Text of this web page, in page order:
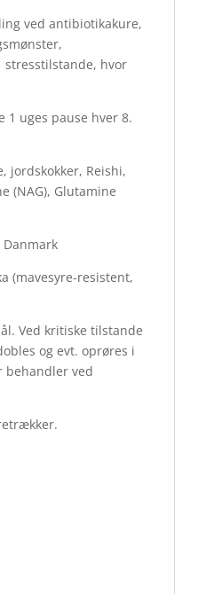
ved antibiotikakure,
hvor
1 uges pause hver 8.
jordskokker, Reishi,
(NAG), Glutamine
(mavesyre-resistent,
Ved kritiske tilstande
og evt. oprøres i
behandler ved